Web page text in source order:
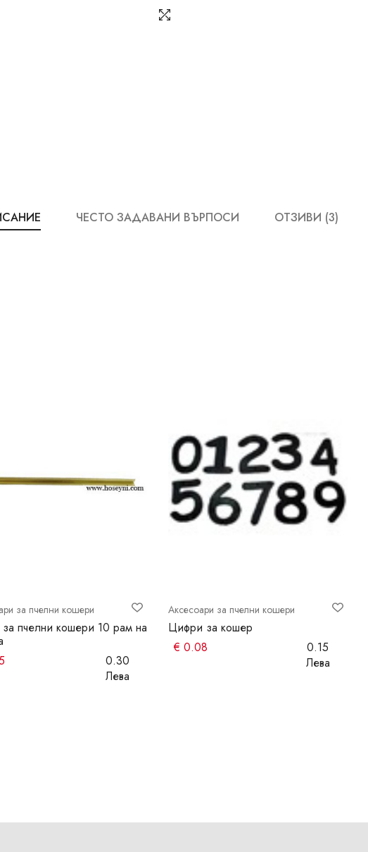
ЧЕСТО ЗАДАВАНИ ВЪРПОСИ ОТЗИВИ (3)
за пчелни кошери
пчелни кошери 10 рам на
0.30
Лева
Аксесоари за пчелни кошери
Цифри за кошер
€ 0.08
0.15
Лева